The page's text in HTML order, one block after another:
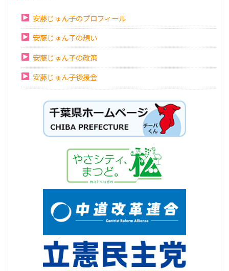
安藤じゅん子のプロフィール
安藤じゅん子の想い
安藤じゅん子の政策
安藤じゅん子後援会